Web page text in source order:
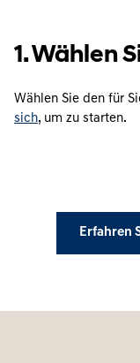
1. Wählen
Wählen Sie den für
sich, um zu starten.
Erfahren